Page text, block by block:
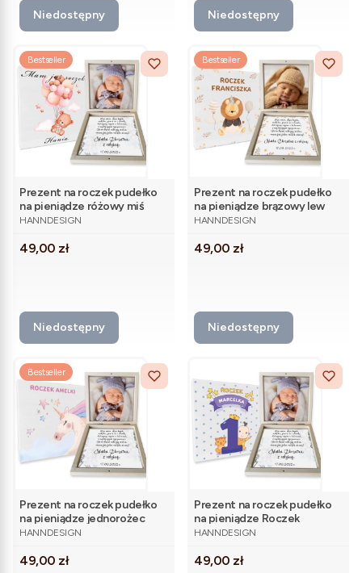
Niedostępny Niedostępny
Bestseller
Prezent na roczek pudełko
na pieniądze różowy miś
PRODUCENT
HANNDESIGN
Cena
49,00 zł
Niedostępny
Bestseller
Prezent na roczek pudełko
na pieniądze brązowy lew
PRODUCENT
HANNDESIGN
Cena
49,00 zł
Niedostępny
Bestseller
Prezent na roczek pudełko
na pieniądze jednorożec
PRODUCENT
HANNDESIGN
Cena
49,00 zł
Prezent na roczek pudełko
na pieniądze Roczek
niebieski
PRODUCENT
HANNDESIGN
Cena
49,00 zł